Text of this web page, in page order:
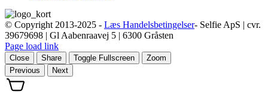
© Copyright 2013-2025 - Læs Handelsbetingelser- Selfie ApS | cvr.
39679698 | Gl Aabenraavej 5 | 6300 Gråsten
Page load link
Close Share Toggle Fullscreen
Zoom
Previous
Next